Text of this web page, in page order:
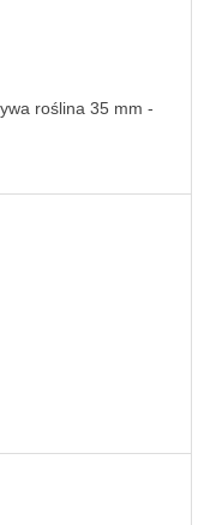
roślina 35 mm -